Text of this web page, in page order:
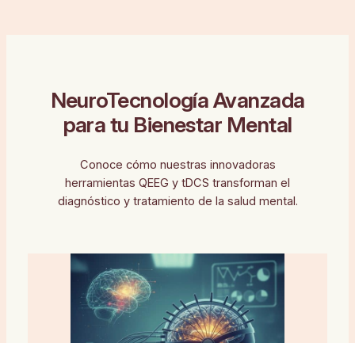
NeuroTecnología Avanzada
para tu Bienestar Mental
Conoce cómo nuestras innovadoras
herramientas QEEG y tDCS transforman el
diagnóstico y tratamiento de la salud mental.